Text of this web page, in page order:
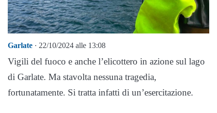
Garlate · 22/10/2024 alle 13:08
Vigili del fuoco e anche l’elicottero in azione sul lago
di Garlate. Ma stavolta nessuna tragedia,
fortunatamente. Si tratta infatti di un’esercitazione.